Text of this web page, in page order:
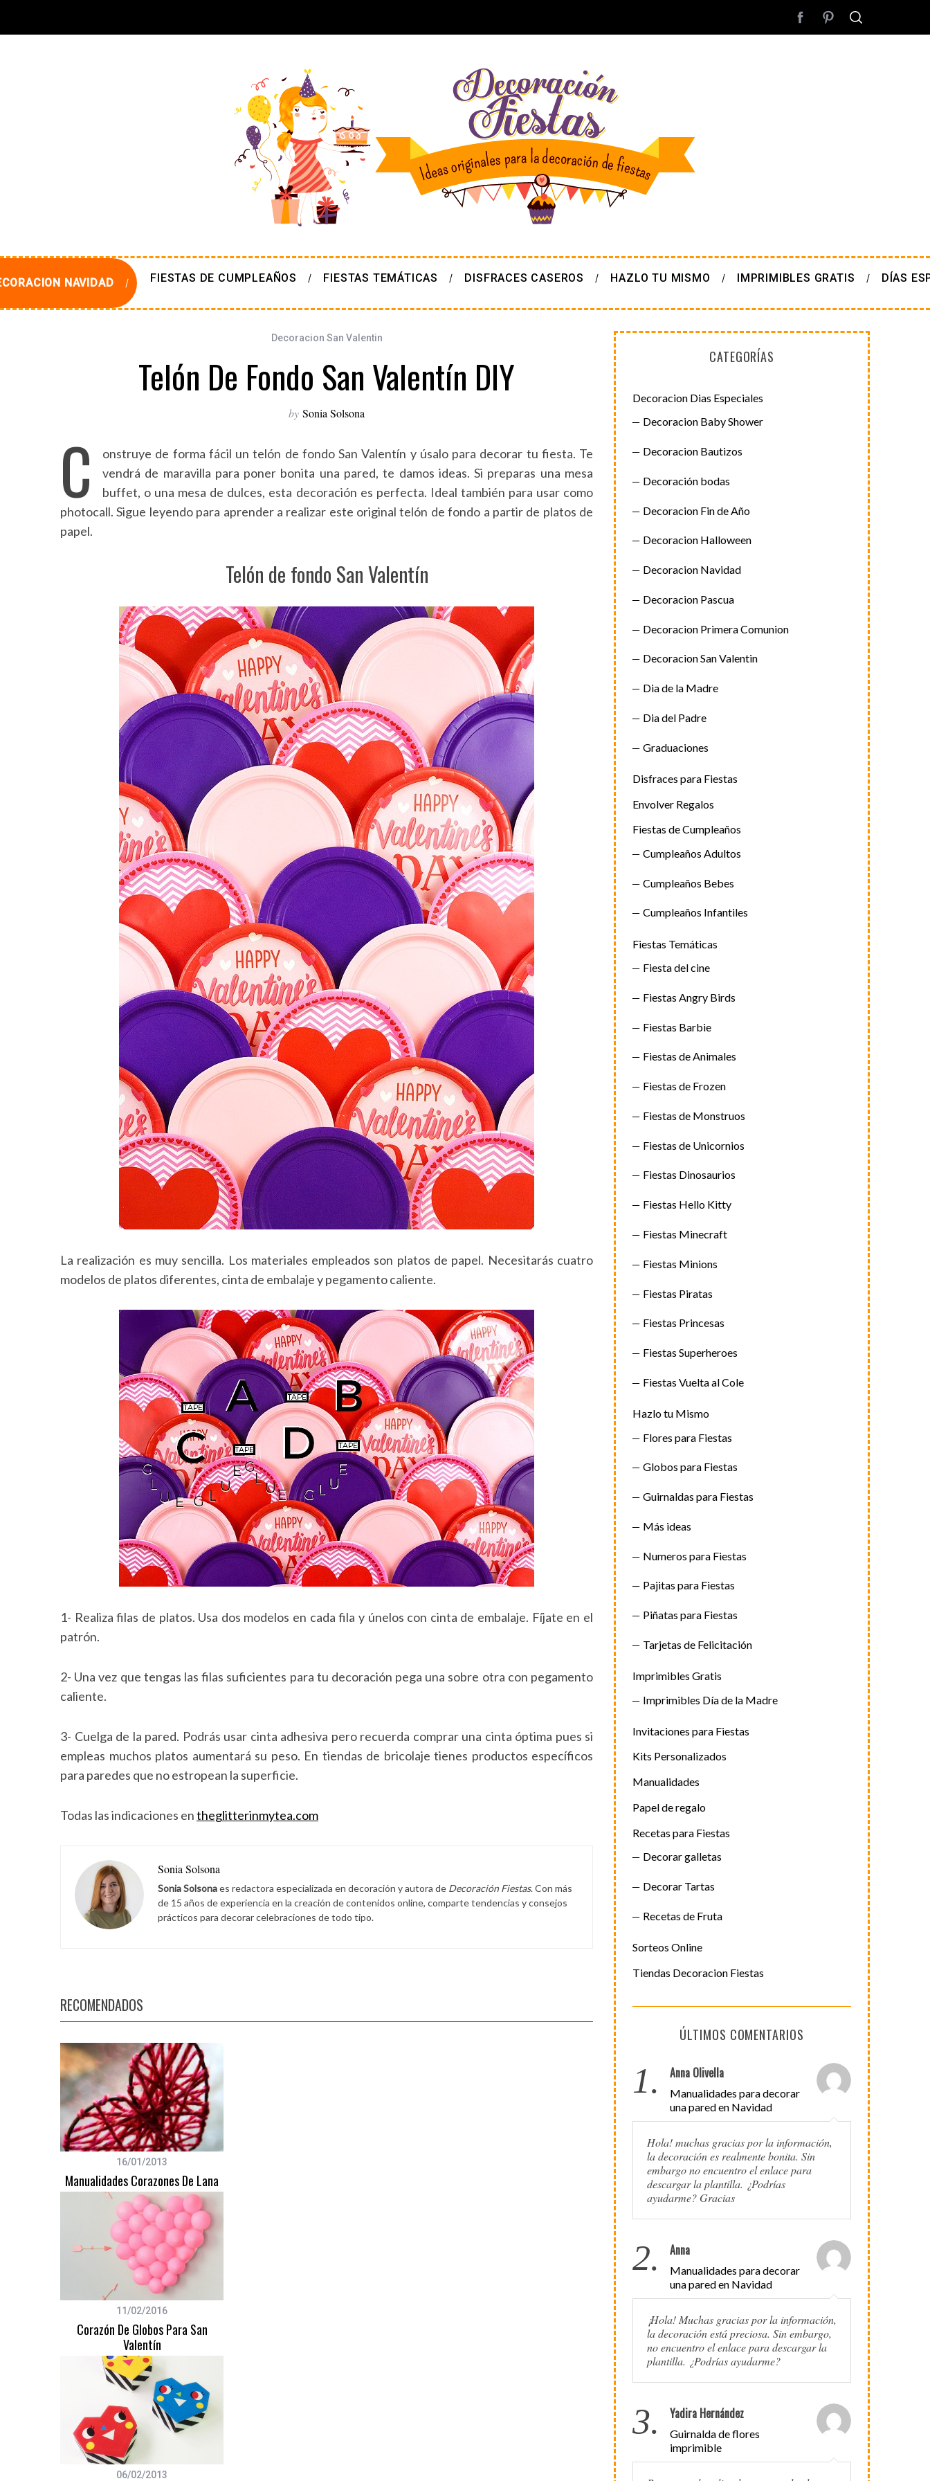
NAVIDAD FIESTAS DE CUMPLEAÑOS FIESTAS TEMÁTICAS DISFRACES CASEROS HAZLO TU MISMO IMPRIMIBLES GRATIS DÍAS
Decoracion San Valentin
Telón De Fondo San Valentín DIY
by Sonia Solsona
C
onstruye de forma fácil un telón de fondo San Valentín y úsalo para decorar tu fiesta. Te
vendrá de maravilla para poner bonita una pared, te damos ideas. Si preparas una mesa
buffet, o una mesa de dulces, esta decoración es perfecta. Ideal también para usar como
photocall. Sigue leyendo para aprender a realizar este original telón de fondo a partir de platos de
papel.
Telón de fondo San Valentín
La realización es muy sencilla. Los materiales empleados son platos de papel. Necesitarás cuatro
modelos de platos diferentes, cinta de embalaje y pegamento caliente.
1- Realiza filas de platos. Usa dos modelos en cada fila y únelos con cinta de embalaje. Fíjate en el
patrón.
2- Una vez que tengas las filas suficientes para tu decoración pega una sobre otra con pegamento
caliente.
3- Cuelga de la pared. Podrás usar cinta adhesiva pero recuerda comprar una cinta óptima pues si
empleas muchos platos aumentará su peso. En tiendas de bricolaje tienes productos específicos
para paredes que no estropean la superficie.
Todas las indicaciones entheglitterinmytea.com
Sonia Solsona
Sonia Solsonaes redactora especializada en decoración y autora de Decoración Fiestas. Con más
de 15 años de experiencia en la creación de contenidos online, comparte tendencias y consejos
prácticos para decorar celebraciones de todo tipo.
RECOMENDADOS
16/01/2013
Manualidades Corazones De Lana
11/02/2016
Corazón De Globos Para San
Valentín
06/02/2013
CATEGORÍAS
Decoracion Dias Especiales
Decoracion Baby Shower
Decoracion Bautizos
Decoración bodas
Decoracion Fin de Año
Decoracion Halloween
Decoracion Navidad
Decoracion Pascua
Decoracion Primera Comunion
Decoracion San Valentin
Dia de la Madre
Dia del Padre
Graduaciones
Disfraces para Fiestas
Envolver Regalos
Fiestas de Cumpleaños
Cumpleaños Adultos
Cumpleaños Bebes
Cumpleaños Infantiles
Fiestas Temáticas
Fiesta del cine
Fiestas Angry Birds
Fiestas Barbie
Fiestas de Animales
Fiestas de Frozen
Fiestas de Monstruos
Fiestas de Unicornios
Fiestas Dinosaurios
Fiestas Hello Kitty
Fiestas Minecraft
Fiestas Minions
Fiestas Piratas
Fiestas Princesas
Fiestas Superheroes
Fiestas Vuelta al Cole
Hazlo tu Mismo
Flores para Fiestas
Globos para Fiestas
Guirnaldas para Fiestas
Más ideas
Numeros para Fiestas
Pajitas para Fiestas
Piñatas para Fiestas
Tarjetas de Felicitación
Imprimibles Gratis
Imprimibles Día de la Madre
Invitaciones para Fiestas
Kits Personalizados
Manualidades
Papel de regalo
Recetas para Fiestas
Decorar galletas
Decorar Tartas
Recetas de Fruta
Sorteos Online
Tiendas Decoracion Fiestas
ÚLTIMOS COMENTARIOS
1. Anna Olivella
Manualidades para decorar
una pared en Navidad
Hola! muchas gracias por la información,
la decoración es realmente bonita. Sin
embargo no encuentro el enlace para
descargar la plantilla. ¿Podrías
ayudarme? Gracias
2. Anna
Manualidades para decorar
una pared en Navidad
¡Hola! Muchas gracias por la información,
la decoración está preciosa. Sin embargo,
no encuentro el enlace para descargar la
plantilla. ¿Podrías ayudarme?
3. Yadira Hernández
Guirnalda de flores
imprimible
S
r
c
h
f
o